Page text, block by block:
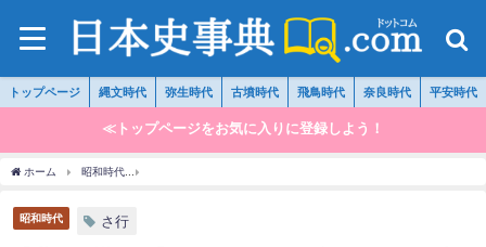
トップページ 縄文時代 弥生時代 古墳時代 飛鳥時代 奈良時代 平安時代
≪トップページをお気に入りに登録しよう！
ホーム 昭和時代
昭和時代 さ行